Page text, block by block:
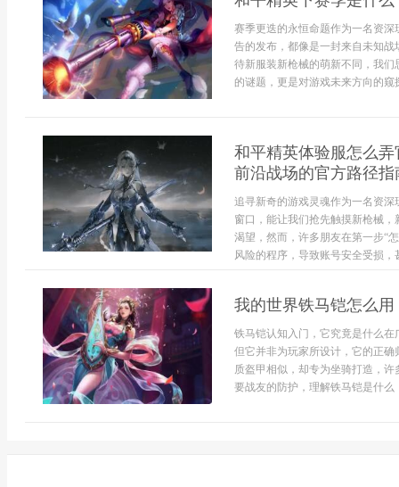
赛季更迭的永恒命题作为一名资
告的发布，都像是一封来自未知
待新服装新枪械的萌新不同，我
的谜题，更是对游戏未来方向的
和平精英体验服怎么
前沿战场的官方路径指
追寻新奇的游戏灵魂作为一名资
窗口，能让我们抢先触摸新枪械
渴望，然而，许多朋友在第一步“
风险的程序，导致账号安全受损
我的世界铁马铠怎么
铁马铠认知入门，它究竟是什么
但它并非为玩家所设计，它的正
质盔甲相似，却专为坐骑打造，
要战友的防护，理解铁马铠是什